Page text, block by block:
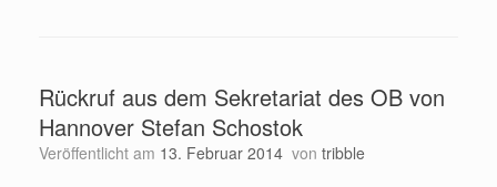
Rückruf aus dem Sekretariat des OB von
Hannover Stefan Schostok
Veröffentlicht am 13. Februar 2014 von tribble